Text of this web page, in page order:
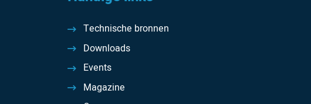
Technische bronnen
Downloads
Events
Magazine